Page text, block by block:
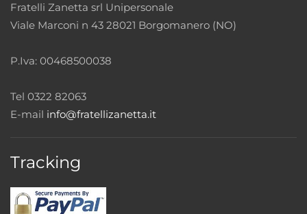
Fratelli Zanetta srl Unipersonale
Viale Marconi n 43 28021 Borgomanero (NO)
P.Iva: 00468500038
Tel 0322 82063
E-mail info@fratellizanetta.it
Tracking